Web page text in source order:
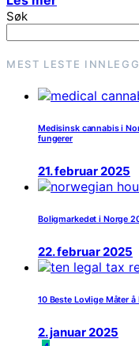
Søk
MEST LESTE INNLEGG
Medisinsk cannabis i
fungerer
21. februar 2025
Boligmarkedet i Norge
22. februar 2025
10 Beste Lovlige Måter
2. januar 2025